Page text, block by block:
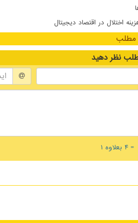
اختلال در اقتصاد دیجیتال
مطلب
نظر دهید
= ۴ بعلاوه ۱